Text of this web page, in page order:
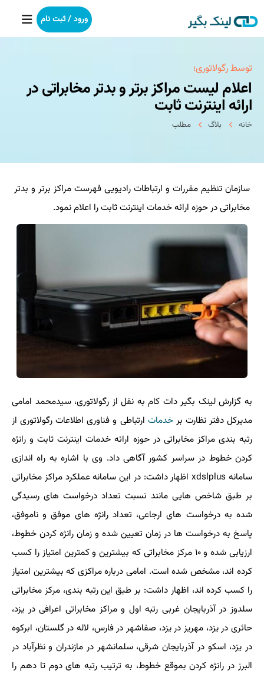
خانه
بکلینک
رپورتاژآگهی
خدمات ما
درباره ما
آموزش
ورود / ثبت نام
توسط رگولاتوری؛
اعلام لیست مراكز برتر و بدتر مخابراتی در
ارائه اینترنت ثابت
خانه بلاگ مطلب
سازمان تنظیم مقررات و ارتباطات رادیویی فهرست مراكز برتر و بدتر
مخابراتی در حوزه ارائه خدمات اینترنت ثابت را اعلام نمود.
به گزارش لینک بگیر دات کام به نقل از رگولاتوری، سیدمحمد امامی
مدیرکل دفتر نظارت برخدمات ارتباطی و فناوری اطلاعات رگولاتوری از
رتبه بندی مراکز مخابراتی در حوزه ارائه خدمات اینترنت ثابت و رانژه
کردن خطوط در سراسر کشور آگاهی داد. وی با اشاره به راه اندازی
سامانه xdslplus اظهار داشت: در این سامانه عملکرد مراکز مخابراتی
بر طبق شاخص هایی مانند نسبت تعداد درخواست های رسیدگی
شده به درخواست های ارجاعی، تعداد رانژه های موفق و ناموفق،
پاسخ به درخواست ها در زمان تعیین شده و زمان رانژه کردن خطوط،
ارزیابی شده و ۱۰ مرکز مخابراتی که بیشترین و کمترین امتیاز را کسب
کرده اند، مشخص شده است. امامی درباره مراکزی که بیشترین امتیاز
را کسب کرده اند، اظهار داشت: بر طبق این رتبه بندی، مرکز مخابراتی
سلدوز در آذربایجان غربی رتبه اول و مراکز مخابراتی اعرافی در یزد،
حائری در یزد، مهریز در یزد، صفاشهر در فارس، لاله در گلستان، ابرکوه
در یزد، اسکو در آذربایجان شرقی، سلمانشهر در مازندران و نظرآباد در
البرز در رانژه کردن بموقع خطوط، به ترتیب رتبه های دوم تا دهم را